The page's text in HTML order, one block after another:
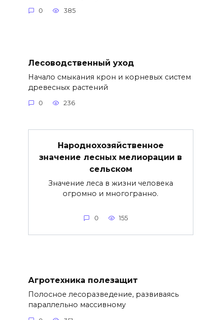
0 385
Лесоводственный уход
Начало смыкания крон и корневых систем
древесных растений
0 236
Народнохозяйственное
значение лесных мелиорации в
сельском
Значение леса в жизни человека
огромно и многогранно.
0 155
Агротехника полезащит
Полосное лесоразведение, развиваясь
параллельно массивному